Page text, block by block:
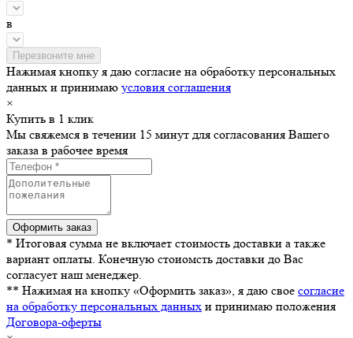
в
Нажимая кнопку я даю согласие на обработку персональных
данных и принимаю условия соглашения
×
Купить в 1 клик
Мы свяжемся в течении 15 минут для согласования Вашего
заказа в рабочее время
* Итоговая сумма не включает стоимость доставки а также
вариант оплаты. Конечную стоиомсть доставки до Вас
согласует наш менеджер.
** Нажимая на кнопку «Оформить заказ», я даю свое согласие
на обработку персональных данных и принимаю положения
Договора-оферты